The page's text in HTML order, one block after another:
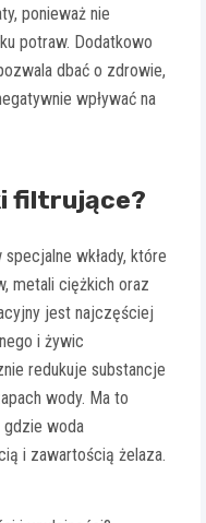
ponieważ nie
potraw. Dodatkowo
dbać o zdrowie,
wpływać na
filtrujące?
wkłady, które
metali ciężkich oraz
jest najczęściej
i żywic
redukuje substancje
wody. Ma to
gdzie woda
i zawartością żelaza.